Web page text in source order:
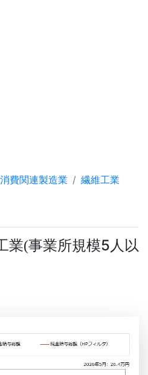
消費関連製造業 繊維工業
業(事業所規模5人以